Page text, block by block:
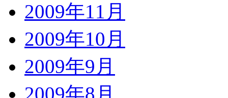
2009年11月
2009年10月
2009年9月